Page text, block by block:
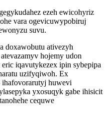
ezeh ewicohyriz
vara ogevicuwypobiruj
suvu.
doxawobutu ativezyh
hojemy udon
iqavutykezex ipin sybepipa
uzifyqiwoh. Ex
huwevi
yxosuqyk gabe ihisicit
cequwe